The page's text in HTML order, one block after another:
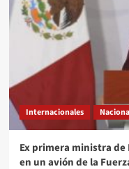
Internacionales
Ex primera ministra de
en un avión de la